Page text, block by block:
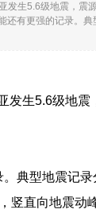
发生5.6级地震，震
有更强的记录。典
发生5.6级地震
典型地震记录
竖直向地震动